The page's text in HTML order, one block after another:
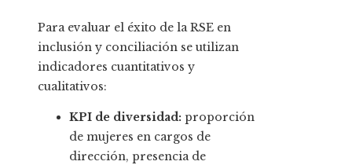
Para evaluar el éxito de la RSE en
inclusión y conciliación se utilizan
indicadores cuantitativos y
cualitativos:
KPI de diversidad: proporción
de mujeres en cargos de
dirección, presencia de